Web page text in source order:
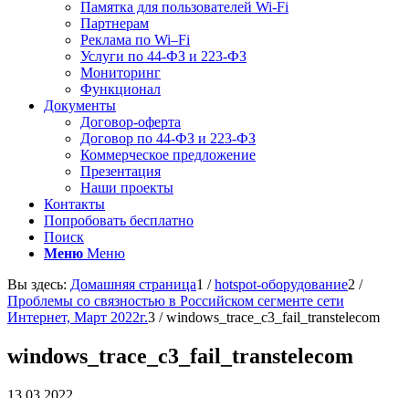
Памятка для пользователей Wi-Fi
Партнерам
Реклама по Wi–Fi
Услуги по 44-ФЗ и 223-ФЗ
Мониторинг
Функционал
Документы
Договор-оферта
Договор по 44-ФЗ и 223-ФЗ
Коммерческое предложение
Презентация
Наши проекты
Контакты
Попробовать бесплатно
Поиск
Меню Меню
Вы здесь: Домашняя страница1 / hotspot-оборудование2 /
Проблемы со связностью в Российском сегменте сети
Интернет, Март 2022г.3 / windows_trace_c3_fail_transtelecom
windows_trace_c3_fail_transtelecom
13.03.2022